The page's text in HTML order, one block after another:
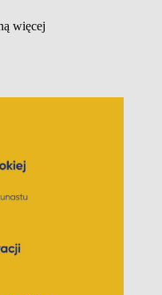
więcej